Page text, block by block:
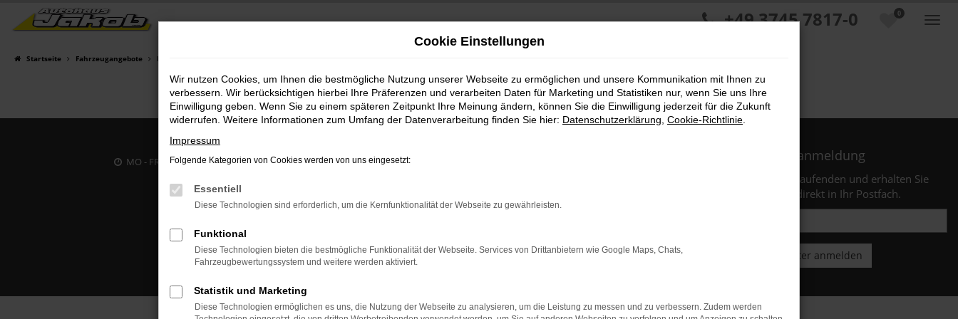
Zum
Hauptinhalt
0
+49 3745 7817-0
Startseite Fahrzeugangebote Fahrzeugsuche
MO - FR: 07:00 bis 18:00 Uhr | SA: 09:30 bis 12:00 Uhr +49 3745 7817-0 Newsletteranmeldung
Bleiben Sie stets auf dem Laufenden und erhalten Sie
Benachrichtigungen direkt in Ihr Postfach.
Cookie Einstellungen
Wir nutzen Cookies, um Ihnen die bestmögliche Nutzung unserer Webseite zu ermöglichen und unsere Kommunikation mit Ihnen zu
verbessern. Wir berücksichtigen hierbei Ihre Präferenzen und verarbeiten Daten für Marketing und Statistiken nur, wenn Sie uns Ihre
Einwilligung geben. Wenn Sie zu einem späteren Zeitpunkt Ihre Meinung ändern, können Sie die Einwilligung jederzeit für die Zukunft
widerrufen. Weitere Informationen zum Umfang der Datenverarbeitung finden Sie hier: Datenschutzerklärung Cookie-Richtlinie
Impressum
Folgende Kategorien von Cookies werden von uns eingesetzt:
Essentiell
Diese Technologien sind erforderlich, um die Kernfunktionalität der Webseite zu gewährleisten.
Funktional
Diese Technologien bieten die bestmögliche Funktionalität der Webseite. Services von Drittanbietern wie Google Maps, Chats,
Fahrzeugbewertungssystem und weitere werden aktiviert.
Statistik und Marketing
Diese Technologien ermöglichen es uns, die Nutzung der Webseite zu analysieren, um die Leistung zu messen und zu verbessern. Zudem werden